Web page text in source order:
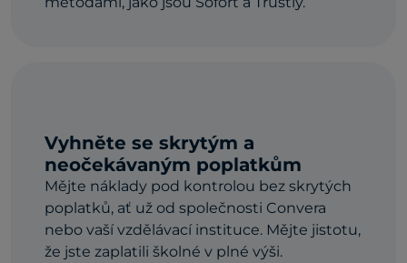
Vyhněte se skrytým a
neočekávaným poplatkům
Mějte náklady pod kontrolou bez skrytých
poplatků, ať už od společnosti Convera
nebo vaší vzdělávací instituce. Mějte jistotu,
že jste zaplatili školné v plné výši.